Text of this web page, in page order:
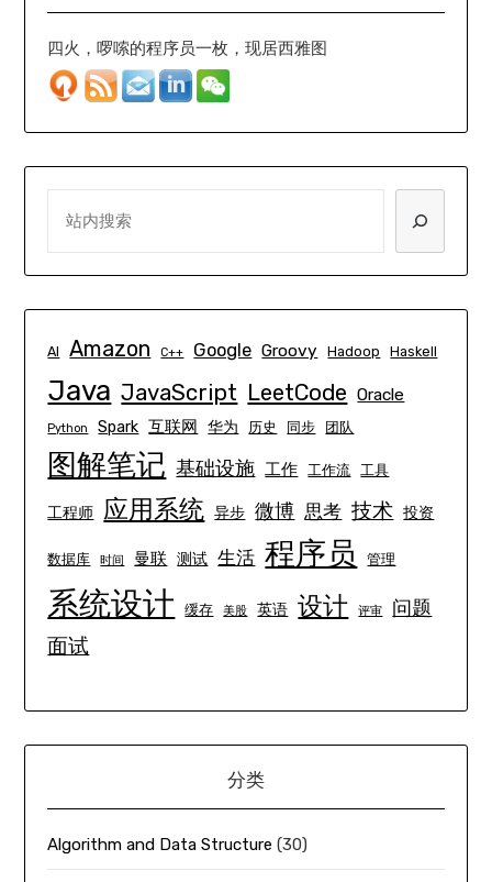
四火，啰嗦的程序员一枚，现居西雅图
AI Amazon C++ Google Groovy Hadoop Haskell
Java JavaScript LeetCode Oracle
Python Spark 互联网 华为 历史 同步 团队
图解笔记 基础设施 工作 工作流 工具
工程师 应用系统 异步 微博 思考 技术 投资
数据库 时间 曼联 测试 生活 程序员 管理
系统设计 缓存 美股 英语 设计 评审 问题
面试
分类
Algorithm and Data Structure (30)